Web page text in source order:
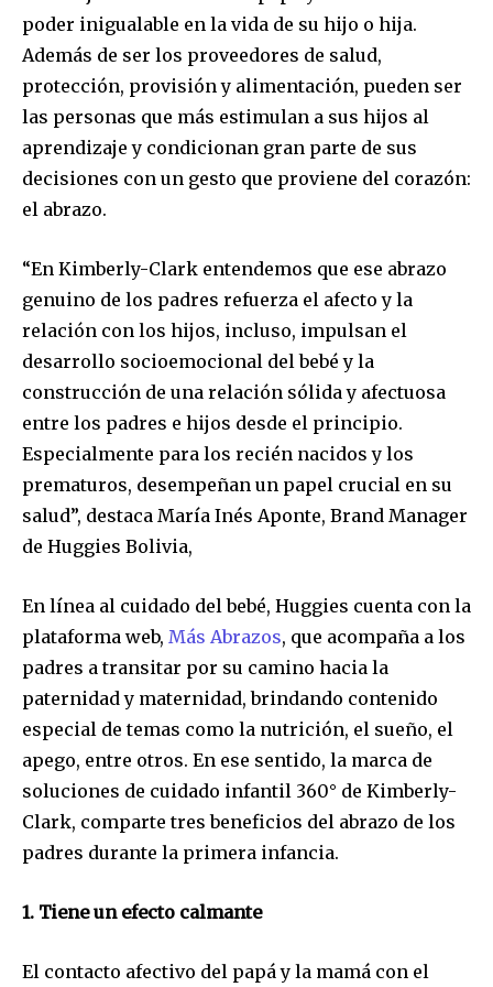
poder inigualable en la vida de su hijo o hija.
Además de ser los proveedores de salud,
protección, provisión y alimentación, pueden ser
las personas que más estimulan a sus hijos al
aprendizaje y condicionan gran parte de sus
decisiones con un gesto que proviene del corazón:
el abrazo.
“En Kimberly-Clark entendemos que ese abrazo
genuino de los padres refuerza el afecto y la
relación con los hijos, incluso, impulsan el
desarrollo socioemocional del bebé y la
construcción de una relación sólida y afectuosa
entre los padres e hijos desde el principio.
Especialmente para los recién nacidos y los
prematuros, desempeñan un papel crucial en su
salud”, destaca María Inés Aponte, Brand Manager
de Huggies Bolivia,
En línea al cuidado del bebé, Huggies cuenta con la
plataforma web, Más Abrazos, que acompaña a los
padres a transitar por su camino hacia la
paternidad y maternidad, brindando contenido
especial de temas como la nutrición, el sueño, el
apego, entre otros. En ese sentido, la marca de
soluciones de cuidado infantil 360° de Kimberly-
Clark, comparte tres beneficios del abrazo de los
padres durante la primera infancia.
1. Tiene un efecto calmante
El contacto afectivo del papá y la mamá con el